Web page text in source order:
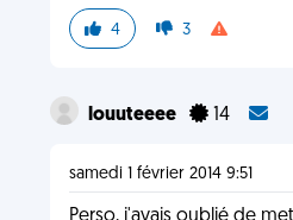
4 3
louuteeee 14
samedi 1 février 2014 9:51